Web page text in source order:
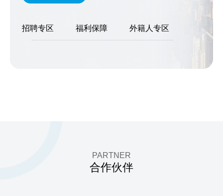
招聘专区 福利保障 外籍人专区
PARTNER
合作伙伴